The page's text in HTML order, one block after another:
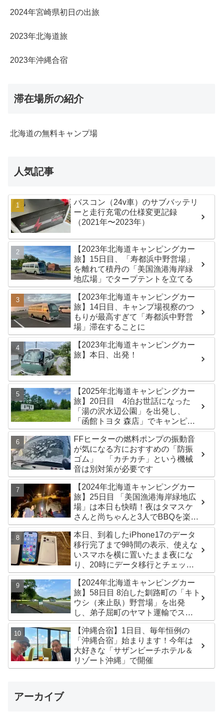
2024年宮崎県初日の出旅
2023年北海道旅
2023年沖縄合宿
滞在場所の紹介
北海道の無料キャンプ場
人気記事
バスコン（24v車）のサブバッテリ
ーと走行充電の仕様変更記録
（2021年〜2023年）
【2023年北海道キャンピングカー
旅】15日目、「寿都浜中野営場」
を離れて積丹の「美国漁港海岸緑
地広場」でタープテントを立てる
【2023年北海道キャンピングカー
旅】14日目、キャンプ場視察のつ
もりが最高すぎて「寿都浜中野営
場」滞在することに
【2023年北海道キャンピングカー
旅】本日、出発！
【2025年北海道キャンピングカー
旅】20日目 4泊お世話になった
「湯の沢水辺公園」を出発し、
「函館トヨタ 森店」でキャンピン
グカーのオイル交換完了！今日は
伊達市の「徳舜瞥山麓キャンプ
場」へ
FFヒーターの燃料ポンプの振動音
が気になる方におすすめの「防振
ゴム」 「カチカチ」という機械
音は別対策が必要です
【2024年北海道キャンピングカー
旅】25日目 「美国漁港海岸緑地広
場」は本日も快晴！夜はタマスケ
さんと尚ちゃんと3人でBBQを楽し
みました♪
本日、到着したiPhone17のデータ
移行完了まで9時間の表示、使えな
いスマホを横に置いたまま夜にな
り、20時にデータ移行とチェック
が無事完了！午後からの写真がほ
ぼありません^^;
【2024年北海道キャンピングカー
旅】58日目 8泊した釧路町の「キト
ウシ（来止臥）野営場」を出発
し、弟子屈町のヤマト運輸でステ
ッカー受け取り！今日は北見市の
無料キャンプ場「つつじ公園キャ
ンプ場」まで
【沖縄合宿】1日目、毎年恒例の
「沖縄合宿」始まります！今年は
大好きな「サザンビーチホテル＆
リゾート沖縄」で開催
アーカイブ